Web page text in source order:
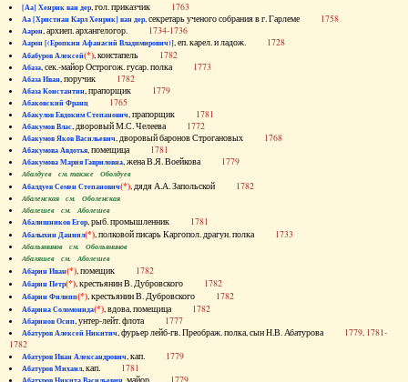
[Аа] Хенрик ван дер, гол. приказчик 1763
Аа [Христиан Карл Хенрик] ван дер, секретарь ученого собрания в г. Гарлеме 1758
Аарон, архиеп. архангелогор. 1734-1736
Аарон [(Еропкин Афанасий Владимирович)], еп. карел. и ладож. 1728
Абабуров Алексей(*), констапель 1782
Абаза, сек.-майор Острогож. гусар. полка 1773
Абаза Иван, поручик 1782
Абаза Константин, прапорщик 1779
Абаковский Франц 1765
Абакулов Евдоким Степанович, прапорщик 1781
Абакумов Влас, дворовый М.С. Челеева 1772
Абакумов Яков Васильевич, дворовый баронов Строгановых 1768
Абакумова Авдотья, помещица 1781
Абакумова Мария Гавриловна, жена В.Я. Воейкова 1779
Абалдуев см. также Оболдуев
Абалдуев Семен Степанович(*), дядя А.А. Запольской 1782
Абаленская см. Оболенская
Абалешев см. Аболешев
Абалишников Егор, рыб. промышленник 1781
Абалыхин Даниил(*), полковой писарь Каргопол. драгун. полка 1733
Абальянинов см. Обольянинов
Абаляшев см. Аболешев
Абарин Иван(*), помещик 1782
Абарин Петр(*), крестьянин В. Дубровского 1782
Абарин Филипп(*), крестьянин В. Дубровского 1782
Абарина Соломонида(*), вдова, помещица 1782
Абаринов Осип, унтер-лейт. флота 1777
Абатуров Алексей Никитич, фурьер лейб-гв. Преображ. полка, сын Н.В. Абатурова 1779, 1781-
1782
Абатуров Иван Александрович, кап. 1779
Абатуров Михаил, кап. 1781